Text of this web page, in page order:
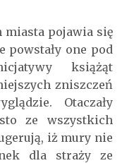
pojawia się
powstały one pod
książąt
zniszczeń
Otaczały
ze wszystkich
iż mury nie
dla straży ze